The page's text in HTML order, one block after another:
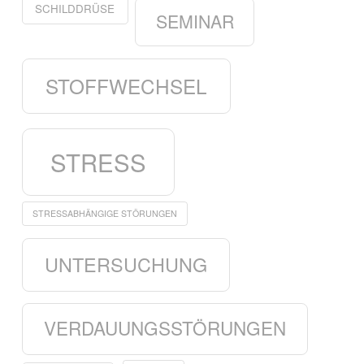
SCHILDDRÜSE SEMINAR
STOFFWECHSEL
STRESS
STRESSABHÄNGIGE STÖRUNGEN
UNTERSUCHUNG
VERDAUUNGSSTÖRUNGEN